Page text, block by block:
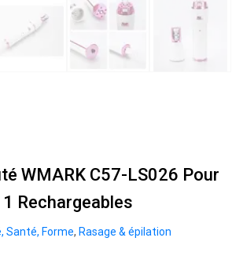
WMARK C57-LS026 Pour
Rechargeables
Santé, Forme, Rasage & épilation